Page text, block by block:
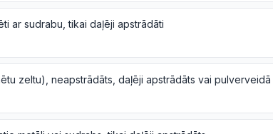
ar sudrabu, tikai daļēji apstrādāti
zeltu), neapstrādāts, daļēji apstrādāts vai pulverveidā